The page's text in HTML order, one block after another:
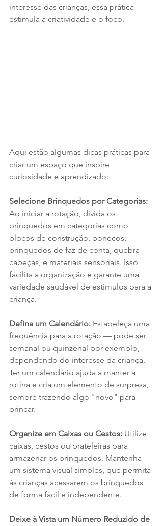
interesse das crianças, essa prática
estimula a criatividade e o foco.
Aqui estão algumas dicas práticas para
criar um espaço que inspire
curiosidade e aprendizado:
Selecione Brinquedos por Categorias:
Ao iniciar a rotação, divida os
brinquedos em categorias como
blocos de construção, bonecos,
brinquedos de faz de conta, quebra-
cabeças, e materiais sensoriais. Isso
facilita a organização e garante uma
variedade saudável de estímulos para a
criança.
Defina um Calendário: Estabeleça uma
frequência para a rotação — pode ser
semanal ou quinzenal por exemplo,
dependendo do interesse da criança.
Ter um calendário ajuda a manter a
rotina e cria um elemento de surpresa,
sempre trazendo algo "novo" para
brincar.
Organize em Caixas ou Cestos: Utilize
caixas, cestos ou prateleiras para
armazenar os brinquedos. Mantenha
um sistema visual simples, que permita
às crianças acessarem os brinquedos
de forma fácil e independente.
Deixe à Vista um Número Reduzido de